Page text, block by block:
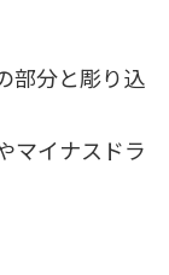
部分と彫り込
マイナスドラ